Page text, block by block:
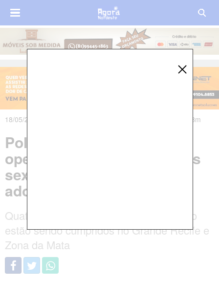
18/05/2024 às 18h01m - Atualizado em 19/05/2024 às 15h38m
Polícia Federal deflagra
operação para coibir crimes
sexuais contra crianças e
adolescentes
Quatro mandados de busca e apreensão
estão sendo cumpridos no Grande Recife e
Zona da Mata